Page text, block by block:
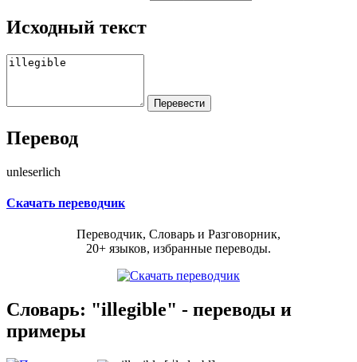
Исходный текст
Перевод
unleserlich
Скачать переводчик
Переводчик, Словарь и Разговорник,
20+ языков, избранные переводы.
Словарь: "illegible" - переводы и
примеры